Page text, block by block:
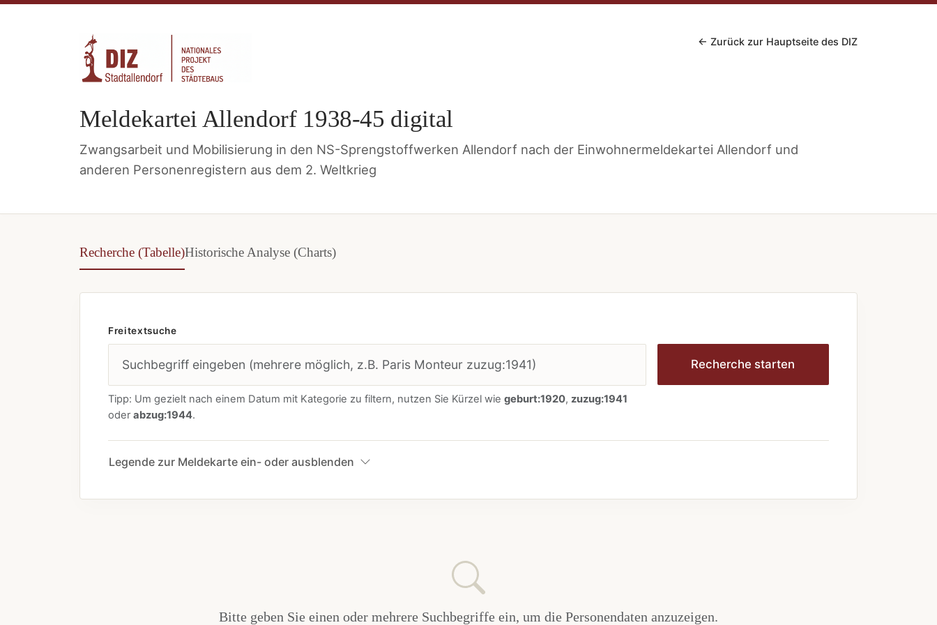
← Zurück zur Hauptseite des DIZ
Meldekartei Allendorf 1938-45 digital
Zwangsarbeit und Mobilisierung in den NS-Sprengstoffwerken Allendorf nach der Einwohnermeldekartei Allendorf und
anderen Personenregistern aus dem 2. Weltkrieg
Recherche (Tabelle)Historische Analyse (Charts)
Freitextsuche
Tipp: Um gezielt nach einem Datum mit Kategorie zu filtern, nutzen Sie Kürzel wie geburt:1920, zuzug:1941
oder abzug:1944.
Recherche starten
Legende zur Meldekarte ein- oder ausblenden
Bitte geben Sie einen oder mehrere Suchbegriffe ein, um die Personendaten anzuzeigen.